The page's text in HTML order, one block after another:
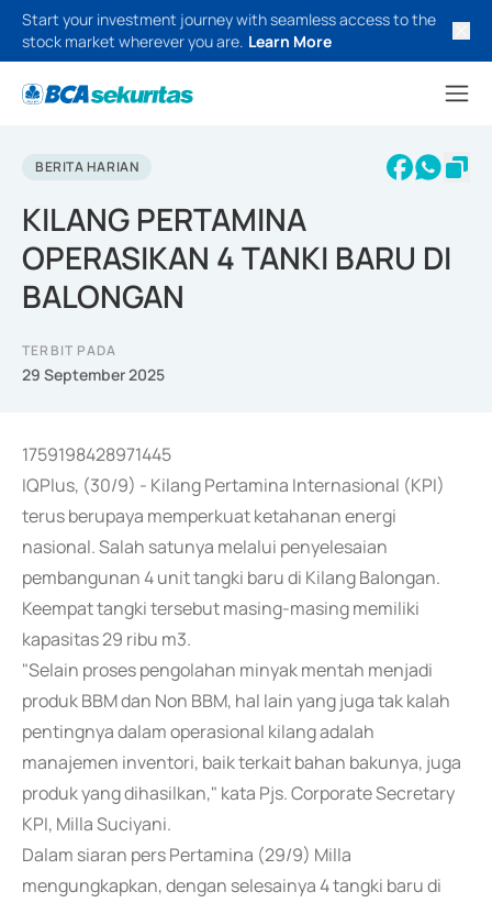
Start your investment journey with seamless access to the
stock market wherever you are. Learn More
BERITA HARIAN
KILANG PERTAMINA
OPERASIKAN 4 TANKI BARU DI
BALONGAN
TERBIT PADA
29 September 2025
1759198428971445
IQPlus, (30/9) - Kilang Pertamina Internasional (KPI)
terus berupaya memperkuat ketahanan energi
nasional. Salah satunya melalui penyelesaian
pembangunan 4 unit tangki baru di Kilang Balongan.
Keempat tangki tersebut masing-masing memiliki
kapasitas 29 ribu m3.
"Selain proses pengolahan minyak mentah menjadi
produk BBM dan Non BBM, hal lain yang juga tak kalah
pentingnya dalam operasional kilang adalah
manajemen inventori, baik terkait bahan bakunya, juga
produk yang dihasilkan," kata Pjs. Corporate Secretary
KPI, Milla Suciyani.
Dalam siaran pers Pertamina (29/9) Milla
mengungkapkan, dengan selesainya 4 tangki baru di